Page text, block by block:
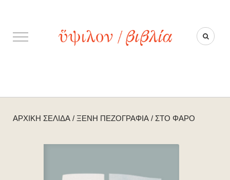
ΑΡΧΙΚΉ ΣΕΛΊΔΑ / ΞΈΝΗ ΠΕΖΟΓΡΑΦΊΑ / ΣΤΟ ΦΆΡΟ